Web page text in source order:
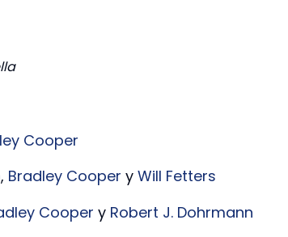
Cooper
, Bradley Cooper y Will Fetters
Cooper y Robert J. Dohrmann